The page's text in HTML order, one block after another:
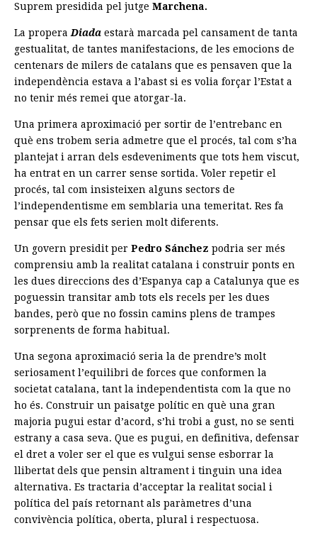
Suprem presidida pel jutge Marchena.
La propera Diada estarà marcada pel cansament de tanta
gestualitat, de tantes manifestacions, de les emocions de
centenars de milers de catalans que es pensaven que la
independència estava a l’abast si es volia forçar l’Estat a
no tenir més remei que atorgar-la.
Una primera aproximació per sortir de l’entrebanc en
què ens trobem seria admetre que el procés, tal com s’ha
plantejat i arran dels esdeveniments que tots hem viscut,
ha entrat en un carrer sense sortida. Voler repetir el
procés, tal com insisteixen alguns sectors de
l’independentisme em semblaria una temeritat. Res fa
pensar que els fets serien molt diferents.
Un govern presidit per Pedro Sánchez podria ser més
comprensiu amb la realitat catalana i construir ponts en
les dues direccions des d’Espanya cap a Catalunya que es
poguessin transitar amb tots els recels per les dues
bandes, però que no fossin camins plens de trampes
sorprenents de forma habitual.
Una segona aproximació seria la de prendre’s molt
seriosament l’equilibri de forces que conformen la
societat catalana, tant la independentista com la que no
ho és. Construir un paisatge polític en què una gran
majoria pugui estar d’acord, s’hi trobi a gust, no se senti
estrany a casa seva. Que es pugui, en definitiva, defensar
el dret a voler ser el que es vulgui sense esborrar la
llibertat dels que pensin altrament i tinguin una idea
alternativa. Es tractaria d’acceptar la realitat social i
política del país retornant als paràmetres d’una
convivència política, oberta, plural i respectuosa.